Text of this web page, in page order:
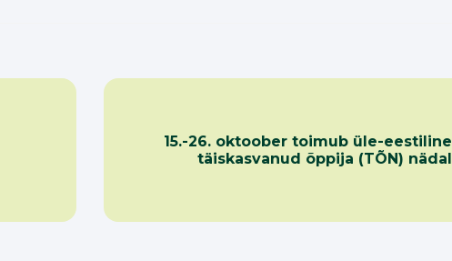
15.-26. oktoober toimub üle-eestiline
täiskasvanud õppija (TÕN) nädal